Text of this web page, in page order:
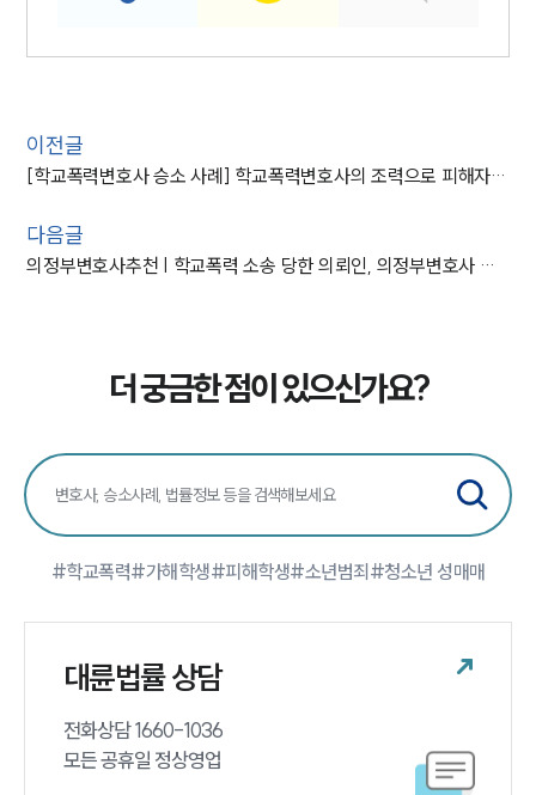
이전글
[학교폭력변호사 승소 사례] 학교폭력변호사의 조력으로 피해자측 의뢰인 손해배상 1,200만 원 받아내
다음글
의정부변호사추천 | 학교폭력 소송 당한 의뢰인, 의정부변호사 도움 받아 승소
더 궁금한 점이 있으신가요?
#학교폭력#가해학생#피해학생#소년범죄 #청소년 성매매
대륜법률 상담
전화상담 1660-1036
모든 공휴일 정상영업